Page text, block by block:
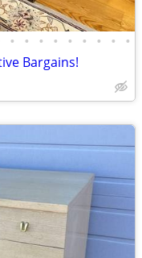
• • • • • • • • •
Bargains!